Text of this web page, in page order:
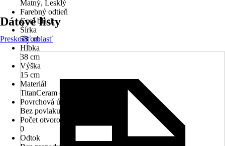
Matný, Lesklý
Farebný odtieň
Coal black
Šírka
58 cm
Hĺbka
38 cm
Výška
15 cm
Materiál
TitanCeram (keramika)
Povrchová úprava
Bez povlaku
Počet otvorov na batériu
0
Odtok
Dátové listy
Preskočiť oblasť